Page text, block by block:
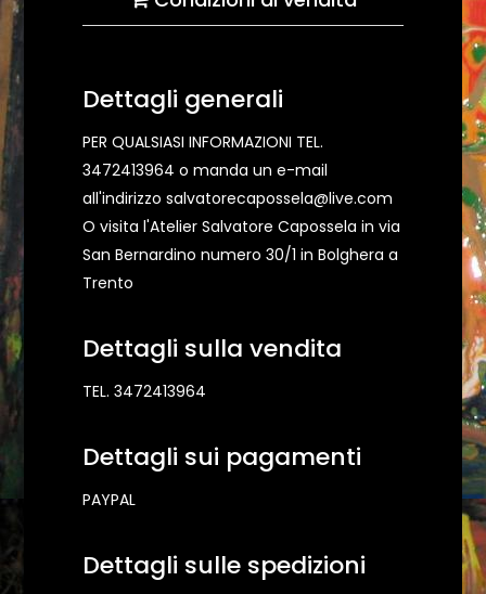
Dettagli generali
PER QUALSIASI INFORMAZIONI TEL.
3472413964 o manda un e-mail
all'indirizzo salvatorecapossela@live.com
O visita l'Atelier Salvatore Capossela in via
San Bernardino numero 30/1 in Bolghera a
Trento
Dettagli sulla vendita
TEL. 3472413964
Dettagli sui pagamenti
PAYPAL
Dettagli sulle spedizioni